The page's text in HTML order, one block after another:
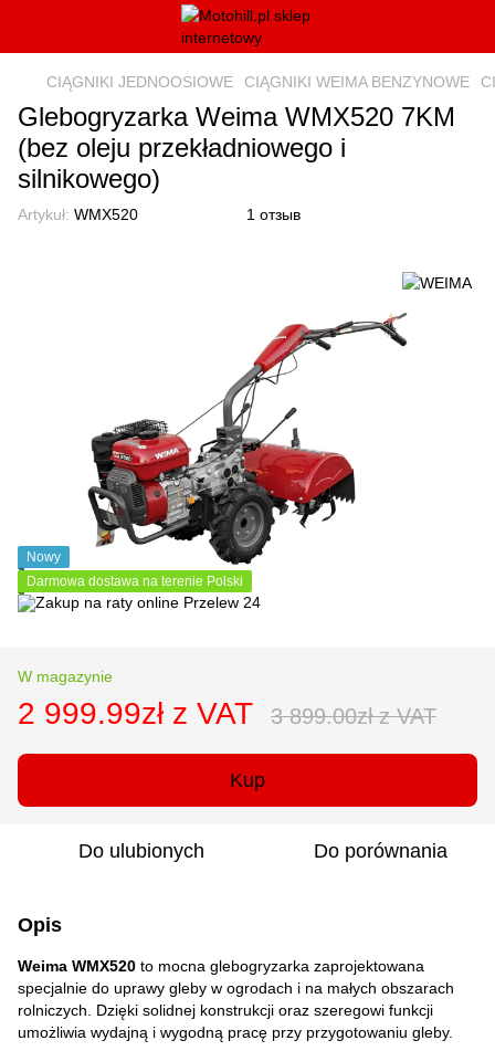
CIĄGNIKI JEDNOOSIOWE CIĄGNIKI WEIMA BENZYNOWE
Glebogryzarka Weima WMX520 7KM
(bez oleju przekładniowego i
silnikowego)
Artykuł: WMX520 1 отзыв
Nowy
Darmowa dostawa na terenie Polski
W magazynie
2 999.99zł z VAT 3 899.00zł z VAT
Kup
Do ulubionych Do porównania
Opis
Weima WMX520 to mocna glebogryzarka zaprojektowana
specjalnie do uprawy gleby w ogrodach i na małych obszarach
rolniczych. Dzięki solidnej konstrukcji oraz szeregowi funkcji
umożliwia wydajną i wygodną pracę przy przygotowaniu gleby.